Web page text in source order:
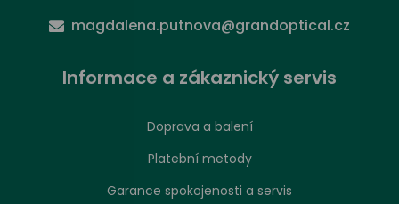
magdalena.putnova@grandoptical.cz
Informace a zákaznický servis
Doprava a balení
Platební metody
Garance spokojenosti a servis